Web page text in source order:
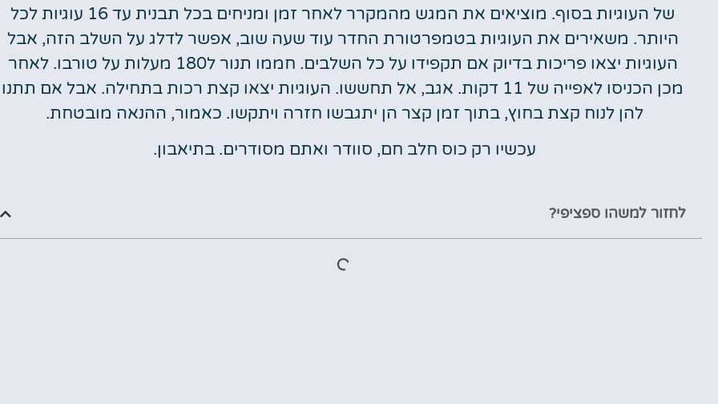
של העוגיות בסוף. מוציאים את המגש מהמקרר לאחר זמן ומניחים בכל תבנית עד 16 עוגיות לכל
היותר. משאירים את העוגיות בטמפרטורת החדר עוד שעה שוב, אפשר לדלג על השלב הזה, אבל
העוגיות יצאו פריכות בדיוק אם תקפידו על כל השלבים. חממו תנור ל180 מעלות על טורבו. לאחר
מכן הכניסו לאפייה של 11 דקות. אגב, אל תחששו. העוגיות יצאו קצת רכות בתחילה. אבל אם תתנו
להן לנוח קצת בחוץ, בתוך זמן קצר הן יתגבשו חזרה ויתקשו. כאמור, ההנאה מובטחת.
עכשיו רק כוס חלב חם, סוודר ואתם מסודרים. בתיאבון.
לחזור למשהו ספציפי?